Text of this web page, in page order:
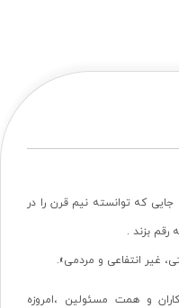
که توانسته نیم قرن را در
رقم بزند .
غیر انتفاعی و مردمی».
و همت مسئولین ،امروزه